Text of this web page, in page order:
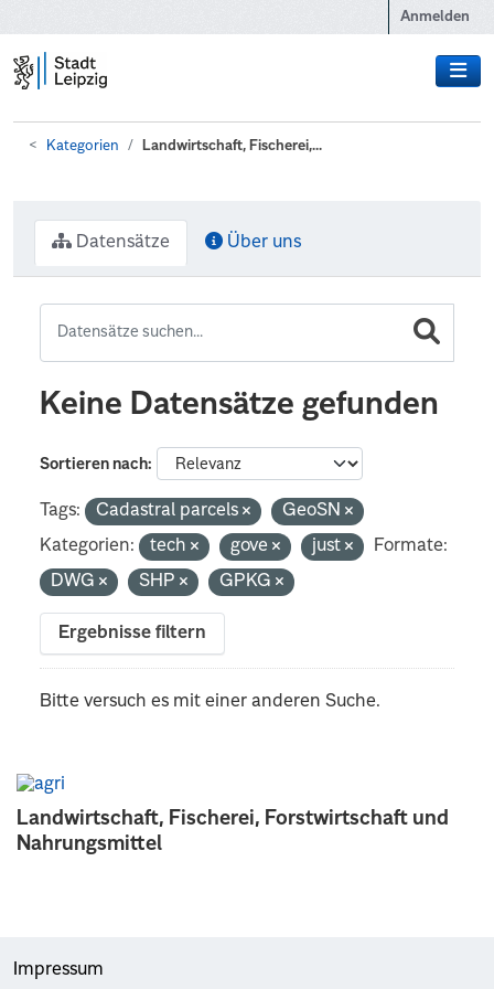
Anmelden
Kategorien Landwirtschaft, Fischerei,...
Landwirtschaft, Fischerei, Forstwirtschaft und
Nahrungsmittel
Datensätze Über uns
Keine Datensätze gefunden
Sortieren nach
Tags: Cadastral parcels
GeoSN
Kategorien:
tech gove just
Formate:
DWG
SHP GPKG
Ergebnisse filtern
Bitte versuch es mit einer anderen Suche.
Impressum